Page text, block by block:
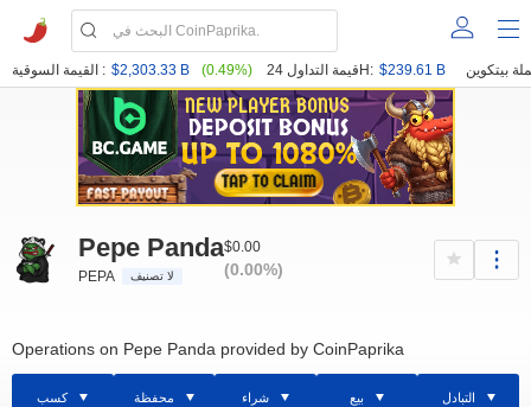
القيمة السوقية : $2,303.33 B (0.49%) قيمة التداول 24H: $239.61 B
Pepe Panda
PEPA لا تصنيف
$0.00
(0.00%)
Operations on Pepe Panda provided by CoinPaprika
كسب محفظة شراء بيع التبادل